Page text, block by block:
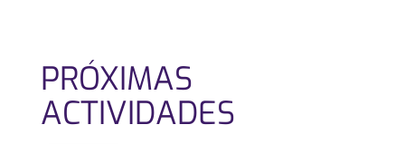
PRÓXIMAS
ACTIVIDADES